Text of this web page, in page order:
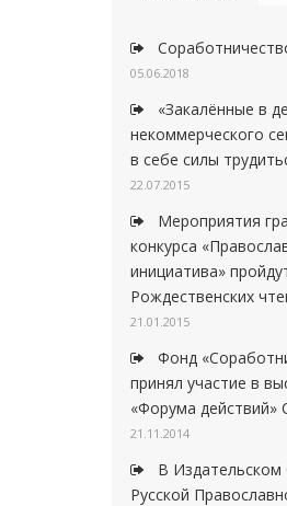
05.06.2018
«Закалённые в
некоммерческого
в себе силы
22.07.2015
Мероприятия
конкурса
инициатива»
Рождественских
21.01.2015
Фонд
принял участие в
«Форума
21.11.2014
В Издательском
Русской